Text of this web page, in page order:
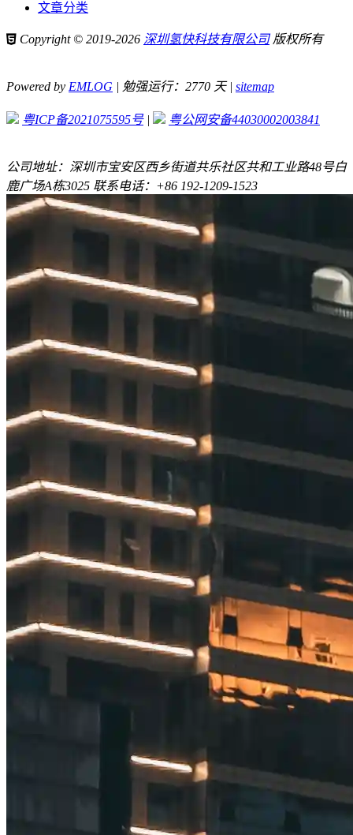
文章分类
Copyright © 2019-2026 深圳氢快科技有限公司版权所有
Powered by EMLOG | 勉强运行：2770 天 | sitemap
粤ICP备2021075595号| 粤公网安备44030002003841
公司地址：深圳市宝安区西乡街道共乐社区共和工业路48号白
鹿广场A栋3025 联系电话：+86 192-1209-1523